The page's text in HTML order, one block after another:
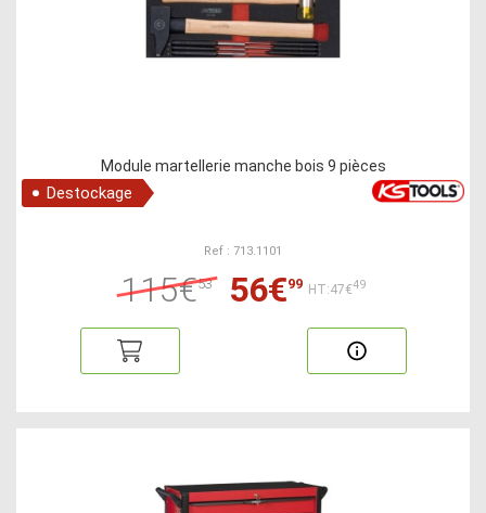
Module martellerie manche bois 9 pièces
Destockage
Ref : 713.1101
115€53 56€99 HT:47€49